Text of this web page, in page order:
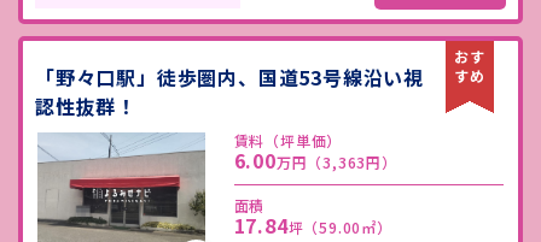
「野々口駅」徒歩圏内、国道53号線沿い視
認性抜群！
賃料（坪単価）
6.00万円 （3,363円）
面積
17.84坪 （59.00㎡）